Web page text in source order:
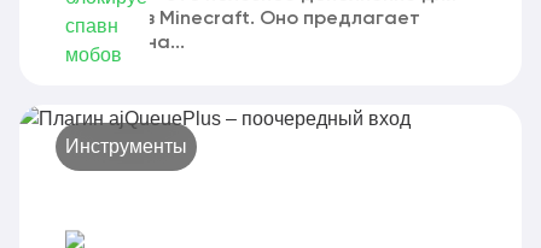
серверов в Minecraft. Оно предлагает
добавить на...
Инструменты